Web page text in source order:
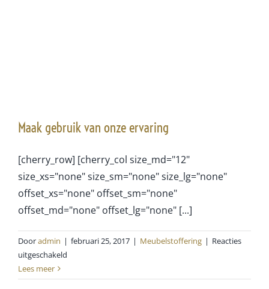
Maak gebruik van onze ervaring
[cherry_row] [cherry_col size_md="12"
size_xs="none" size_sm="none" size_lg="none"
offset_xs="none" offset_sm="none"
offset_md="none" offset_lg="none" [...]
Dooradmin | februari 25, 2017 | Meubelstoffering | Reacties
uitgeschakeld
gebruik
Lees meer